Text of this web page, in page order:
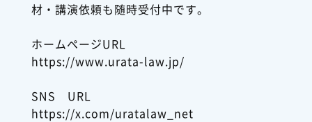
材・講演依頼も随時受付中です。
ホームページURL
https://www.urata-law.jp/
SNS URL
https://x.com/uratalaw_net